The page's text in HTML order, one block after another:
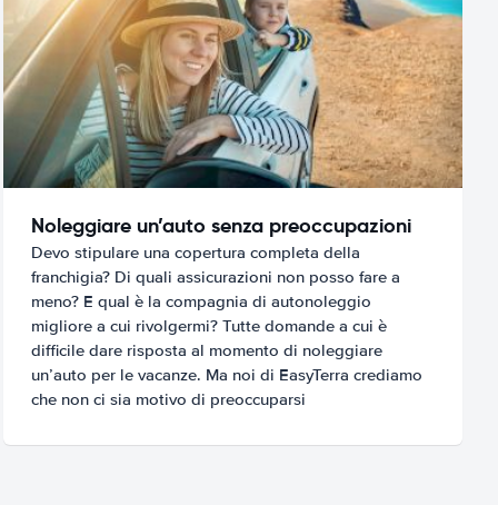
Noleggiare un’auto senza preoccupazioni
Devo stipulare una copertura completa della
franchigia? Di quali assicurazioni non posso fare a
meno? E qual è la compagnia di autonoleggio
migliore a cui rivolgermi? Tutte domande a cui è
difficile dare risposta al momento di noleggiare
un’auto per le vacanze. Ma noi di EasyTerra crediamo
che non ci sia motivo di preoccuparsi